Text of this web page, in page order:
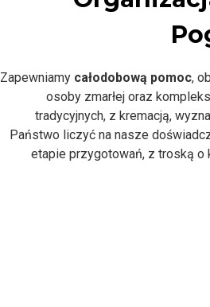
Zapewniamy całodobową pomoc,
osoby zmarłej oraz
tradycyjnych, z kremacją,
Państwo liczyć na nasze
etapie przygotowań, z troską o